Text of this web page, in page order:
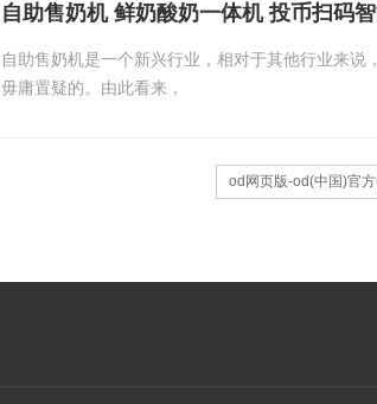
自助售奶机 鲜奶酸奶一体机 投币扫码
自助售奶机是一个新兴行业，相对于其他行业来
毋庸置疑的。由此看来，
od网页版-od(中国)官